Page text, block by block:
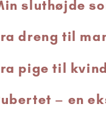
sluthøjde
dreng til
pige til
– en